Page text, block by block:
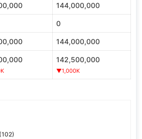
144,000,000
0
144,000,000
142,500,000
▼1,000K